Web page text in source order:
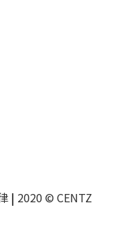
| 2020 © CENTZ